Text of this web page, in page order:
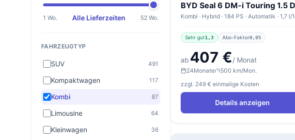
1 Wo. Alle Lieferzeiten 52 Wo.
FAHRZEUGTYP
SUV 491
Kompaktwagen 117
Kombi 87
Limousine 64
Kleinwagen 36
Sehr gut1,3 Abo-Faktor0,95
ab 407 €/ Monat
24Monate
500 km/Mon.
zzgl. 249 € einmalige Kosten
Details anzeigen